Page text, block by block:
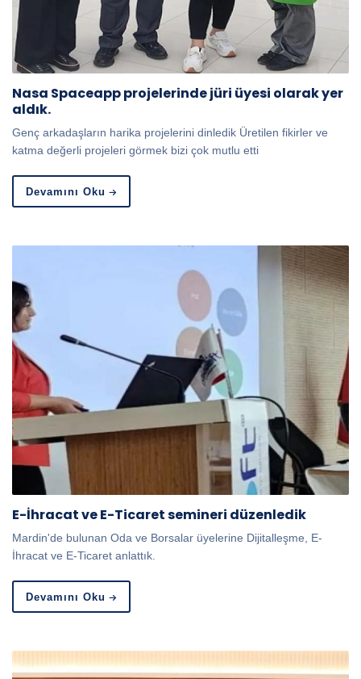
Nasa Spaceapp projelerinde jüri üyesi olarak yer
aldık.
Genç arkadaşların harika projelerini dinledik Üretilen fikirler ve
katma değerli projeleri görmek bizi çok mutlu etti
Devamını Oku
E-İhracat ve E-Ticaret semineri düzenledik
Mardin'de bulunan Oda ve Borsalar üyelerine Dijitalleşme, E-
İhracat ve E-Ticaret anlattık.
Devamını Oku